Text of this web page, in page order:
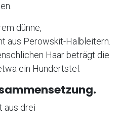
dünne,
aus Perowskit-Halbleitern.
Haar beträgt die
ein Hundertstel.
aus drei